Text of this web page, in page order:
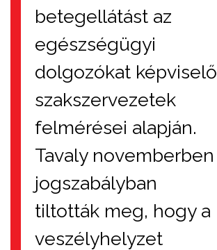
betegellátást az
egészségügyi
dolgozókat képviselő
szakszervezetek
felmérései alapján.
Tavaly novemberben
jogszabályban
tiltották meg, hogy a
veszélyhelyzet